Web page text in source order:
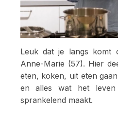
Leuk dat je langs komt
Anne-Marie (57). Hier
eten, koken, uit eten
en alles wat het
sprankelend maakt.